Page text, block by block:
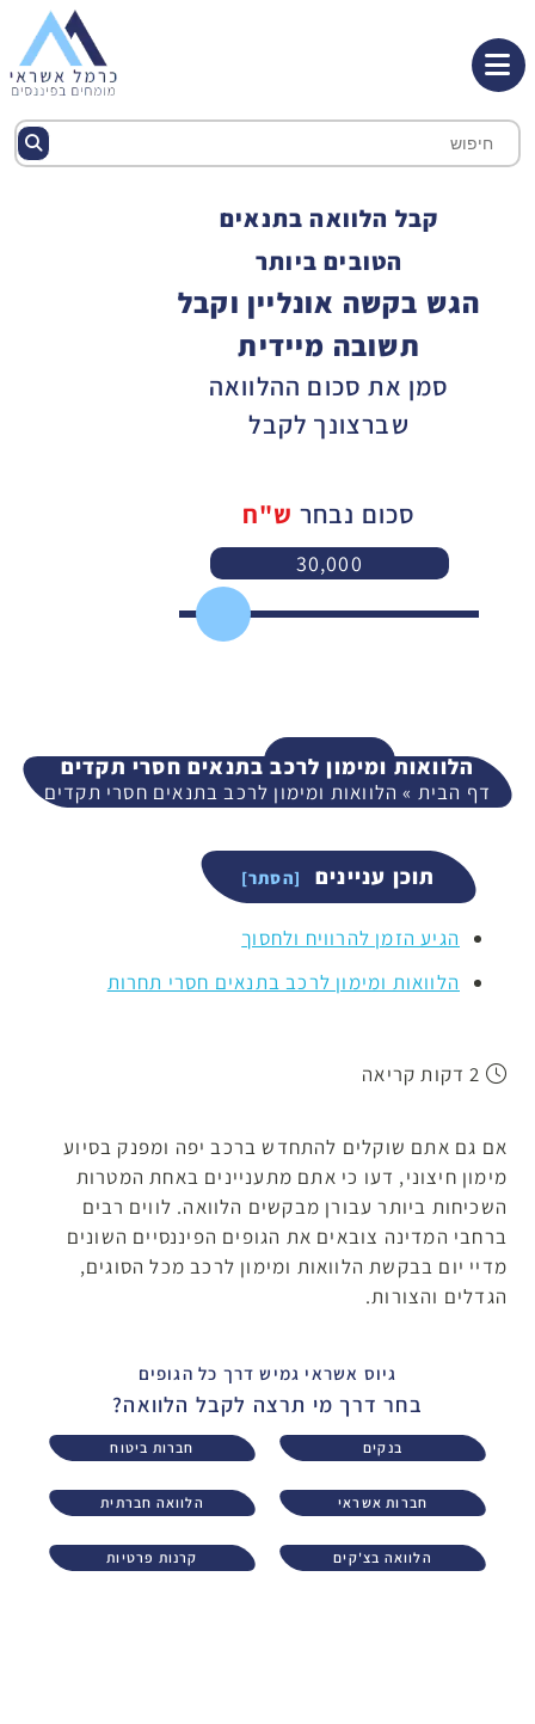
קבל הלוואה בתנאים
הטובים ביותר
הגש בקשה אונליין וקבל
תשובה מיידית
סמן את סכום ההלוואה
שברצונך לקבל
סכום נבחר ש"ח
30,000
המשך
הלוואות ומימון לרכב בתנאים חסרי תקדים
דף הבית »הלוואות ומימון לרכב בתנאים חסרי תקדים
תוכן עניינים
הגיע הזמן להרוויח ולחסוך
הלוואות ומימון לרכב בתנאים חסרי תחרות
אם גם אתם שוקלים להתחדש ברכב יפה ומפנק בסיוע
מימון חיצוני, דעו כי אתם מתעניינים באחת המטרות
השכיחות ביותר עבורן מבקשים הלוואה. לווים רבים
ברחבי המדינה צובאים את הגופים הפיננסיים השונים
מדיי יום בבקשת הלוואות ומימון לרכב מכל הסוגים,
הגדלים והצורות.
גיוס אשראי גמיש דרך כל הגופים
בחר דרך מי תרצה לקבל הלוואה?
בנקים חברות ביטוח
חברות אשראי הלוואה חברתית
הלוואה בצ'קים קרנות פרטיות